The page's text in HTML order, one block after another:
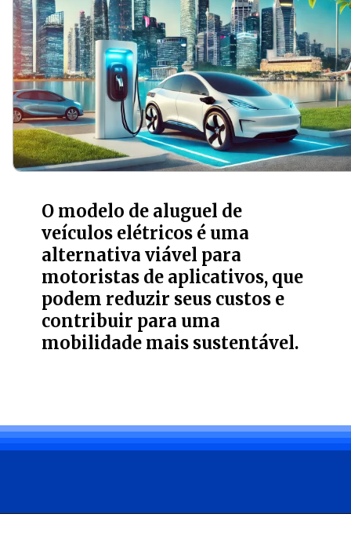
O modelo de aluguel de
veículos elétricos é uma
alternativa viável para
motoristas de aplicativos, que
podem reduzir seus custos e
contribuir para uma
mobilidade mais sustentável.